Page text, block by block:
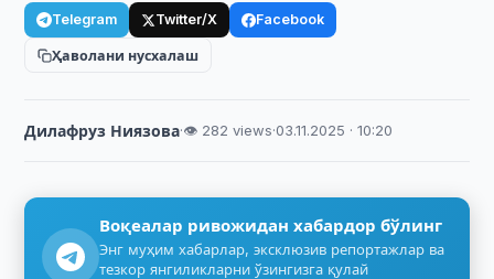
Telegram Twitter/X Facebook
Ҳаволани нусхалаш
Дилафруз Ниязова·👁 282 views·03.11.2025 · 10:20
Воқеалар ривожидан хабардор бўлинг
Энг муҳим хабарлар, эксклюзив репортажлар ва
тезкор янгиликларни ўзингизга қулай